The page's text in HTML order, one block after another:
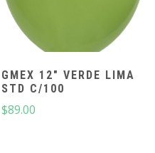
GMEX 12″ VERDE LIMA
STD C/100
$89.00